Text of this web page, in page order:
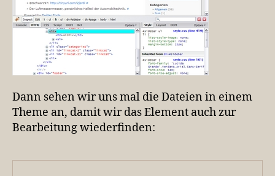
Dann sehen wir uns mal die Dateien in einem
Theme an, damit wir das Element auch zur
Bearbeitung wiederfinden: